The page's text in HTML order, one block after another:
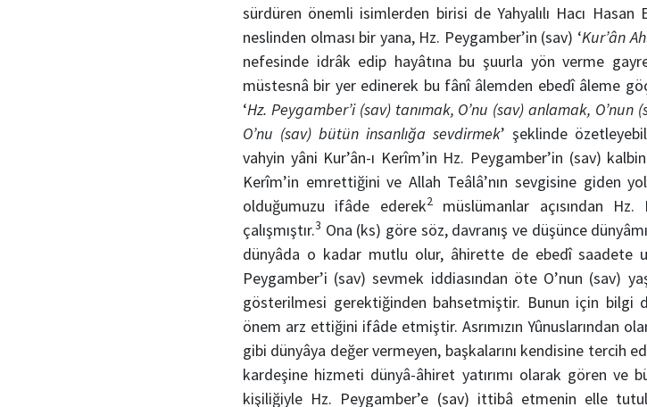
sürdüren önemli isimlerden birisi de Yahyalılı Hacı
neslinden olması bir yana, Hz. Peygamber’in (sav) ‘Kur’ân
nefesinde idrâk edip hayâtına bu şuurla yön verme
müstesnâ bir yer edinerek bu fânî âlemden ebedî âleme
‘Hz. Peygamber’i (sav) tanımak, O’nu (sav) anlamak,
O’nu (sav) bütün insanlığa sevdirmek’ şeklinde
vahyin yâni Kur’ân-ı Kerîm’in Hz. Peygamber’in (sav)
Kerîm’in emrettiğini ve Allah Teâlâ’nın sevgisine giden
olduğumuzu ifâde ederek2müslümanlar açısından
çalışmıştır.3 Ona (ks) göre söz, davranış ve düşünce
dünyâda o kadar mutlu olur, âhirette de ebedî saadete
Peygamber’i (sav) sevmek iddiasından öte O’nun (sav)
gösterilmesi gerektiğinden bahsetmiştir. Bunun için bilgi
önem arz ettiğini ifâde etmiştir. Asrımızın Yûnuslarından
gibi dünyâya değer vermeyen, başkalarını kendisine tercih
kardeşine hizmeti dünyâ-âhiret yatırımı olarak gören ve
kişiliğiyle Hz. Peygamber’e (sav) ittibâ etmenin elle